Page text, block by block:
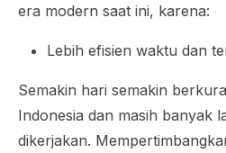
era modern saat ini, karena:
Lebih efisien waktu dan
Semakin hari semakin
Indonesia dan masih banyak
dikerjakan.